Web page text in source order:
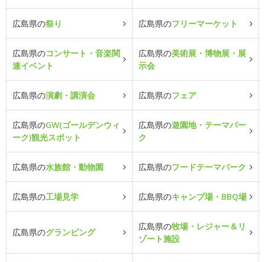
広島県の祭り 広島県のフリーマーケット
広島県のコンサート・音楽関
連イベント
広島県の美術展・博物展・展
示会
広島県の演劇・講演会 広島県のフェア
広島県のGW(ゴールデンウィ
ーク)観光スポット
広島県の遊園地・テーマパー
ク
広島県の水族館・動物園 広島県のフードテーマパーク
広島県の工場見学 広島県のキャンプ場・BBQ場
広島県のグランピング
広島県の牧場・レジャー＆リ
ゾート施設